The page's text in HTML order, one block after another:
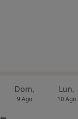
Dom,
9 Ago
Lun,
10 Ago